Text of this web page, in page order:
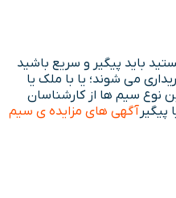
باید پیگیر و سریع باشید
می شوند؛ یا با ملک یا
نوع سیم ها از کارشناسان
آگهی های مزایده ی سیم